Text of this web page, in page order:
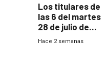
Los titulares de
las 6 del martes
28 de julio de
2026
Hace 2 semanas